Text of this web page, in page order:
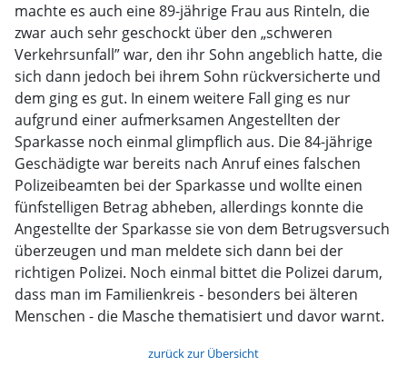
machte es auch eine 89-jährige Frau aus Rinteln, die
zwar auch sehr geschockt über den „schweren
Verkehrsunfall” war, den ihr Sohn angeblich hatte, die
sich dann jedoch bei ihrem Sohn rückversicherte und
dem ging es gut. In einem weitere Fall ging es nur
aufgrund einer aufmerksamen Angestellten der
Sparkasse noch einmal glimpflich aus. Die 84-jährige
Geschädigte war bereits nach Anruf eines falschen
Polizeibeamten bei der Sparkasse und wollte einen
fünfstelligen Betrag abheben, allerdings konnte die
Angestellte der Sparkasse sie von dem Betrugsversuch
überzeugen und man meldete sich dann bei der
richtigen Polizei. Noch einmal bittet die Polizei darum,
dass man im Familienkreis - besonders bei älteren
Menschen - die Masche thematisiert und davor warnt.
zurück zur Übersicht